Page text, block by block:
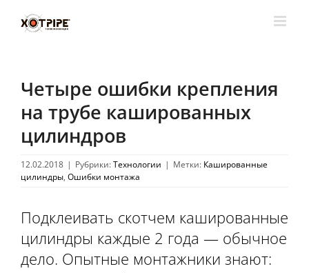
Четыре ошибки крепления
на трубе кашированных
цилиндров
12.02.2018 | Рубрики:Технологии | Метки: Кашированные
цилиндры, Ошибки монтажа
Подклеивать скотчем кашированные
цилиндры каждые 2 года — обычное
дело. Опытные монтажники знают: